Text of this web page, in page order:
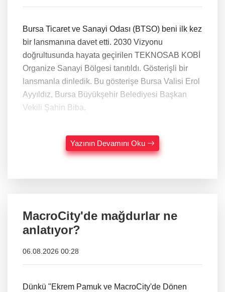
Bursa Ticaret ve Sanayi Odası (BTSO) beni ilk kez
bir lansmanına davet etti. 2030 Vizyonu
doğrultusunda hayata geçirilen TEKNOSAB KOBİ
Organize Sanayi Bölgesi tanıtıldı. Gösterişli bir
lansmanla dinledik. Bu gösterişe Bursa Valisi Erol
Ayyıldız, Bursa Büyükşehir Belediyesi Başkan
Vekili Şahin Biba,
Yazının Devamını Oku
MacroCity'de mağdurlar ne
anlatıyor?
06.08.2026 00:28
Dünkü "Ekrem Pamuk ve MacroCity'de Dönen